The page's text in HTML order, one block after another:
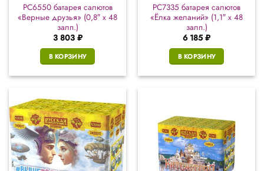
РС6550 батарея салютов
«Верные друзья» (0,8″ х 48
залп.)
3 803 ₽
В КОРЗИНУ
РС7335 батарея салютов
«Ёлка желаний» (1,1″ х 48
залп.)
6 185 ₽
В КОРЗИНУ